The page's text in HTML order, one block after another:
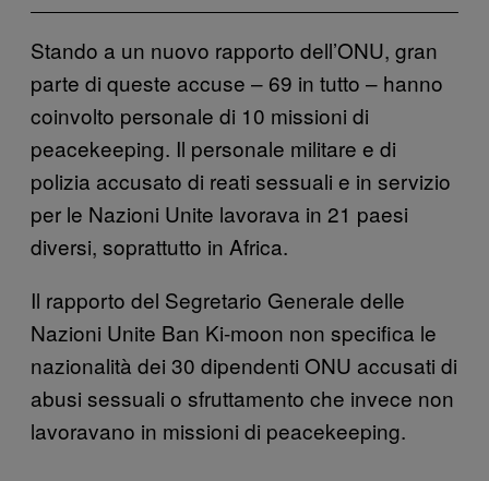
Stando a un nuovo rapporto dell’ONU, gran
parte di queste accuse – 69 in tutto – hanno
coinvolto personale di 10 missioni di
peacekeeping. Il personale militare e di
polizia accusato di reati sessuali e in servizio
per le Nazioni Unite lavorava in 21 paesi
diversi, soprattutto in Africa.
Il rapporto del Segretario Generale delle
Nazioni Unite Ban Ki-moon non specifica le
nazionalità dei 30 dipendenti ONU accusati di
abusi sessuali o sfruttamento che invece non
lavoravano in missioni di peacekeeping.